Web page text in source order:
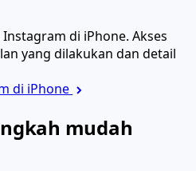
di iPhone. Akses
yang dilakukan dan detail
di iPhone
mudah